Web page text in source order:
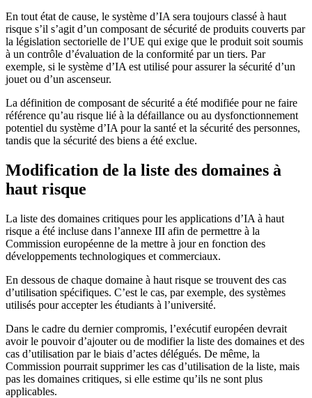
En tout état de cause, le système d’IA sera toujours classé à haut
risque s’il s’agit d’un composant de sécurité de produits couverts par
la législation sectorielle de l’UE qui exige que le produit soit soumis
à un contrôle d’évaluation de la conformité par un tiers. Par
exemple, si le système d’IA est utilisé pour assurer la sécurité d’un
jouet ou d’un ascenseur.
La définition de composant de sécurité a été modifiée pour ne faire
référence qu’au risque lié à la défaillance ou au dysfonctionnement
potentiel du système d’IA pour la santé et la sécurité des personnes,
tandis que la sécurité des biens a été exclue.
Modification de la liste des domaines à
haut risque
La liste des domaines critiques pour les applications d’IA à haut
risque a été incluse dans l’annexe III afin de permettre à la
Commission européenne de la mettre à jour en fonction des
développements technologiques et commerciaux.
En dessous de chaque domaine à haut risque se trouvent des cas
d’utilisation spécifiques. C’est le cas, par exemple, des systèmes
utilisés pour accepter les étudiants à l’université.
Dans le cadre du dernier compromis, l’exécutif européen devrait
avoir le pouvoir d’ajouter ou de modifier la liste des domaines et des
cas d’utilisation par le biais d’actes délégués. De même, la
Commission pourrait supprimer les cas d’utilisation de la liste, mais
pas les domaines critiques, si elle estime qu’ils ne sont plus
applicables.